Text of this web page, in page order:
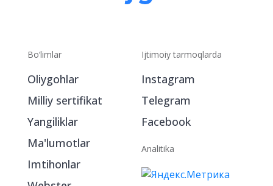
Bo‘limlar
Oliygohlar
Milliy sertifikat
Yangiliklar
Ma'lumotlar
Imtihonlar
Ijtimoiy tarmoqlarda
Instagram
Telegram
Facebook
Analitika